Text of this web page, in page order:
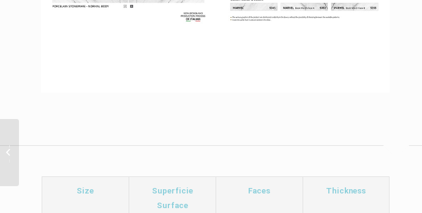
Thickness
Faces
Superficie
Surface
Size